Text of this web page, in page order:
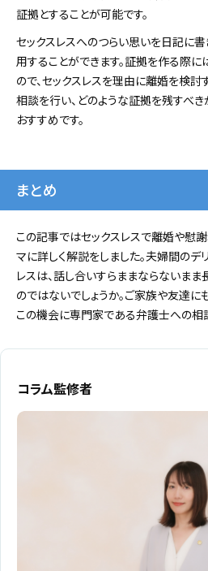
証拠とすることが可能です。
セックスレスへのつらい思いを日記に
用することができます。証拠を作る際
ので、セックスレスを理由に離婚を検
相談を行い、どのような証拠を残すべ
おすすめです。
まとめ
この記事ではセックスレスで離婚や慰
マに詳しく解説をしました。夫婦間のデ
レスは、話し合いすらままならないま
のではないでしょうか。ご家族や友達に
この機会に専門家である弁護士への相
コラム監修者